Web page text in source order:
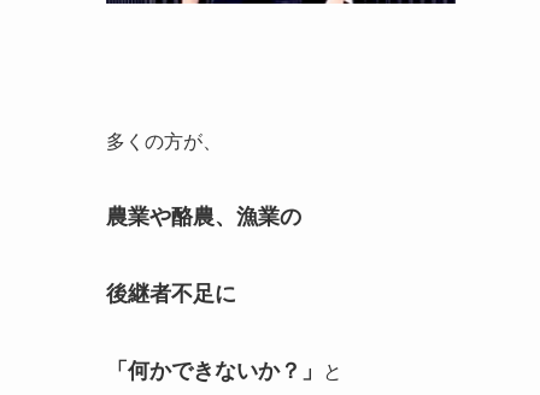
多くの方が、
農業や酪農、漁業の
後継者不足に
「何かできないか？」 と